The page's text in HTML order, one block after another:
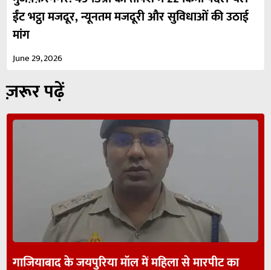
ईंट भट्ठा मजदूर, न्यूनतम मजदूरी और सुविधाओं की उठाई
मांग
June 29, 2026
ज़रूर पढ़ें
गाजियाबाद के जयपुरिया मॉल में महिला से मारपीट का